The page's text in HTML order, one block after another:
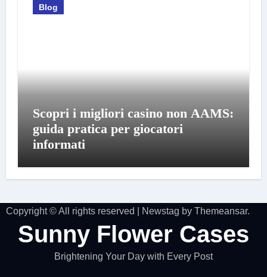
Blog
Scopri i migliori casino non AAMS:
guida pratica per giocatori
informati
Copyright © All rights reserved Newstag by Themeansar.
Sunny Flower Cases
Brightening Your Day with Every Post